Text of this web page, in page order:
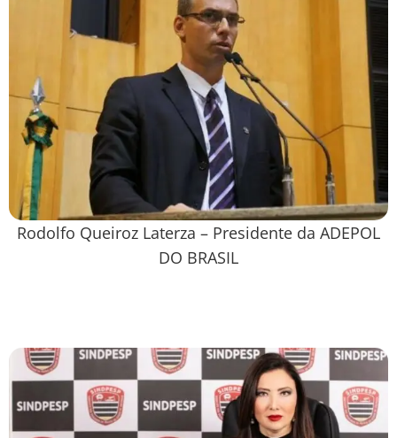
Rodolfo Queiroz Laterza – Presidente da ADEPOL
DO BRASIL